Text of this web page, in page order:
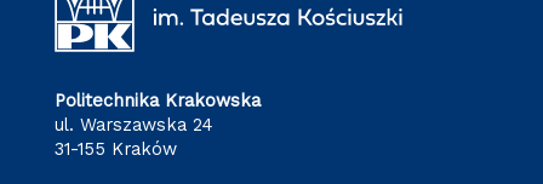
Politechnika Krakowska
ul. Warszawska 24
31-155 Kraków